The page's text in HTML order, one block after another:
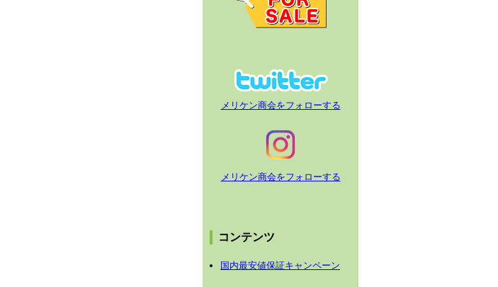
メリケン商会をフォローする
メリケン商会をフォローする
コンテンツ
国内最安値保証キャンペーン